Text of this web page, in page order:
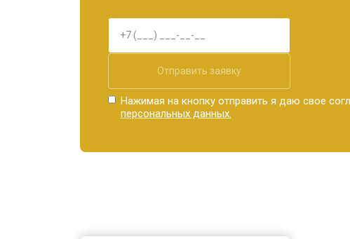
Отправить заявку
Нажимая на кнопку отправить я даю свое
персональных данных.